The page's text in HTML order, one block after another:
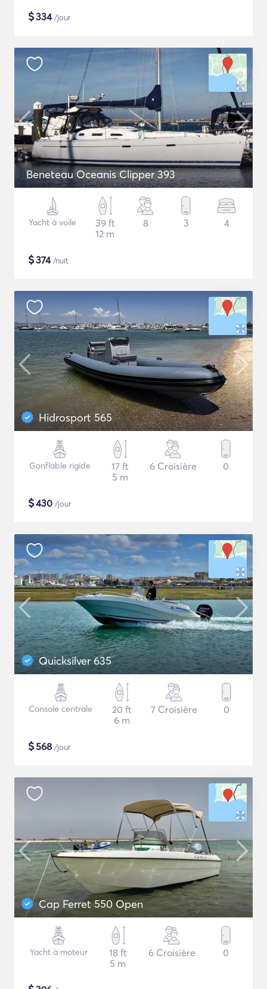
$334/jour
Beneteau Oceanis Clipper 393
Yacht à voile
39 ft
12 m
8 3 4
$374/nuit
Hidrosport 565
Gonflable rigide
17 ft
5 m
6 Croisière 0
$430 /jour
Quicksilver 635
Console centrale
20 ft
6 m
7 Croisière 0
$568 /jour
Cap Ferret 550 Open
Yacht à moteur
18 ft
5 m
6 Croisière 0